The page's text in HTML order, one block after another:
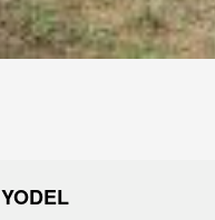
YODEL